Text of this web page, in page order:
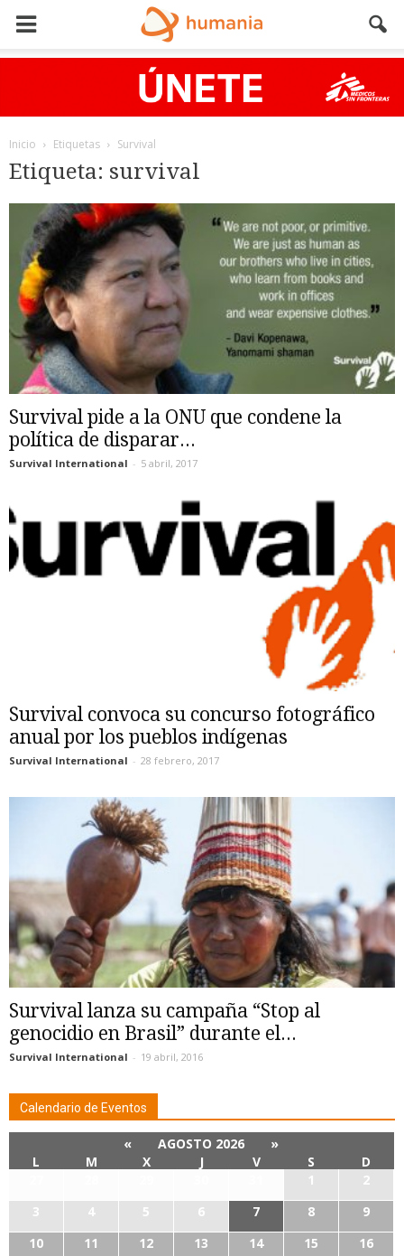
Inicio Etiquetas Survival
Etiqueta: survival
Survival pide a la ONU que condene la
política de disparar...
Survival International - 5 abril, 2017
Survival convoca su concurso fotográfico
anual por los pueblos indígenas
Survival International - 28 febrero, 2017
Survival lanza su campaña “Stop al
genocidio en Brasil” durante el...
Survival International - 19 abril, 2016
Calendario de Eventos
« AGOSTO 2026
»
L
M X J V S
D
1
2
3
4 5 6 7 8
9
10
11 12 13 14 15
16